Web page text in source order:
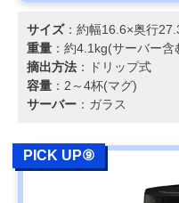
サイズ：約幅16.6×奥行
重量 ：約4.1kg(サーバー含
摘出方法 ：ドリップ式
容量 ：2～4杯(マグ)
サーバー ：ガラス
PICK UP⑨